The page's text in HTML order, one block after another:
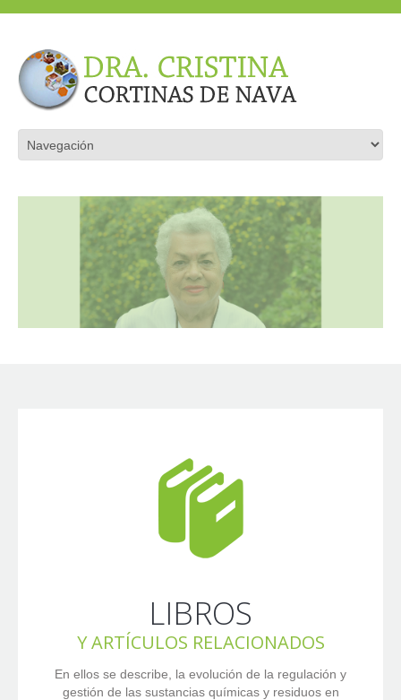
LIBROS
Y ARTÍCULOS RELACIONADOS
En ellos se describe, la evolución de la regulación y
gestión de las sustancias químicas y residuos en